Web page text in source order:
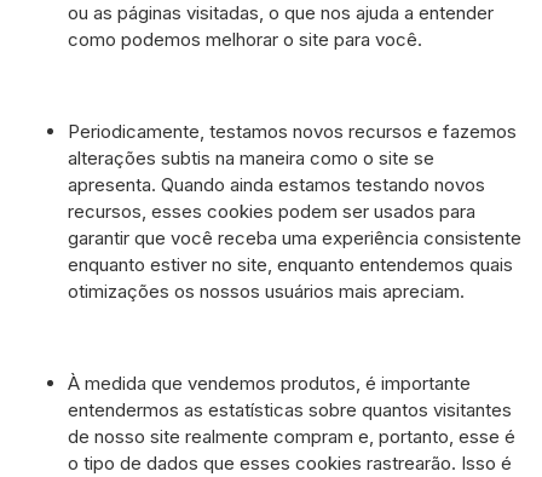
ou as páginas visitadas, o que nos ajuda a entender
como podemos melhorar o site para você.
Periodicamente, testamos novos recursos e fazemos
alterações subtis na maneira como o site se
apresenta. Quando ainda estamos testando novos
recursos, esses cookies podem ser usados ​​para
garantir que você receba uma experiência consistente
enquanto estiver no site, enquanto entendemos quais
otimizações os nossos usuários mais apreciam.
À medida que vendemos produtos, é importante
entendermos as estatísticas sobre quantos visitantes
de nosso site realmente compram e, portanto, esse é
o tipo de dados que esses cookies rastrearão. Isso é